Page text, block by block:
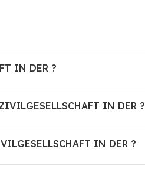
IN DER ?
IN DER ?
IN DER ?